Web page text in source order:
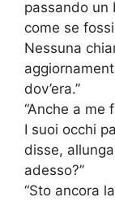
passando un
come se
Nessuna
dov’era.”
“Anche a me
I suoi occhi
disse,
adesso?”
“Sto ancora